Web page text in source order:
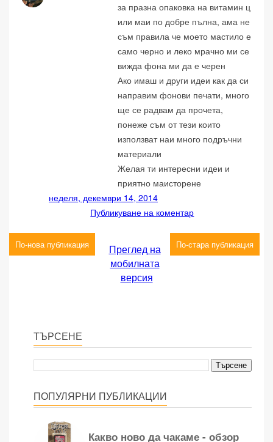
за празна опаковка на витамин ц
или маи по добре пълна, ама не
съм правила че моето мастило е
само черно и леко мрачно ми се
вижда фона ми да е черен
Ако имаш и други идеи как да си
направим фонови печати, много
ще се радвам да прочета,
понеже съм от тези които
използват наи много подръчни
материали
Желая ти интересни идеи и
приятно маисторене
неделя, декември 14, 2014
Публикуване на коментар
По-нова публикация По-стара публикация
Преглед на
мобилната
версия
ТЪРСЕНЕ
ПОПУЛЯРНИ ПУБЛИКАЦИИ
Какво ново да чакаме - обзор